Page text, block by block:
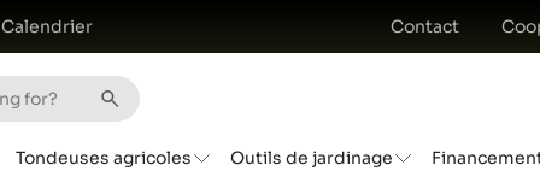
Calendrier Contact
Tondeuses agricoles Outils de jardinage